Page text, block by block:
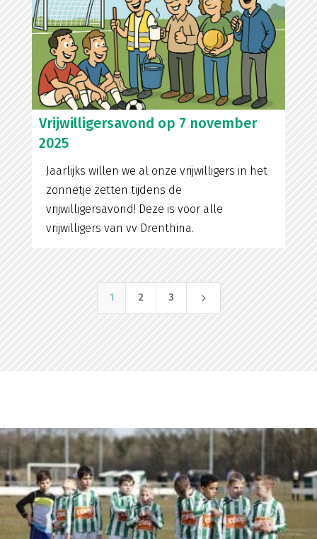
Vrijwilligersavond op 7 november
2025
Jaarlijks willen we al onze vrijwilligers in het
zonnetje zetten tijdens de
vrijwilligersavond! Deze is voor alle
vrijwilligers van vv Drenthina.
1 2 3 5